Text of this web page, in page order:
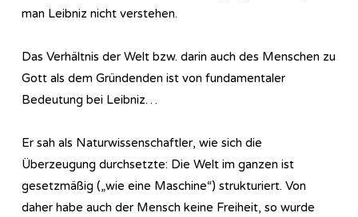
man Leibniz nicht verstehen.
Das Verhältnis der Welt bzw. darin auch des Menschen zu
Gott als dem Gründenden ist von fundamentaler
Bedeutung bei Leibniz…
Er sah als Naturwissenschaftler, wie sich die
Überzeugung durchsetzte: Die Welt im ganzen ist
gesetzmäßig („wie eine Maschine“) strukturiert. Von
daher habe auch der Mensch keine Freiheit, so wurde